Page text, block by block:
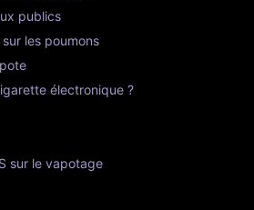
publics
les poumons
électronique ?
sur le vapotage